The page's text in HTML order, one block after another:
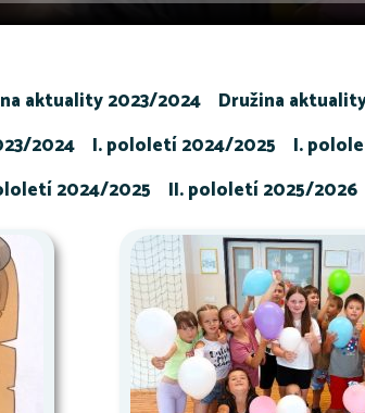
aktuality 2023/2024
Družina
2024 I. pololetí 2024/2025
I.
2024/2025 II. pololetí 2025/2026